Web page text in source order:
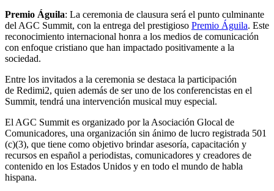
Premio Águila: La ceremonia de clausura será el punto culminante
del AGC Summit, con la entrega del prestigioso Premio Águila. Este
reconocimiento internacional honra a los medios de comunicación
con enfoque cristiano que han impactado positivamente a la
sociedad.
Entre los invitados a la ceremonia se destaca la participación
de Redimi2, quien además de ser uno de los conferencistas en el
Summit, tendrá una intervención musical muy especial.
El AGC Summit es organizado por la Asociación Glocal de
Comunicadores, una organización sin ánimo de lucro registrada 501
(c)(3), que tiene como objetivo brindar asesoría, capacitación y
recursos en español a periodistas, comunicadores y creadores de
contenido en los Estados Unidos y en todo el mundo de habla
hispana.